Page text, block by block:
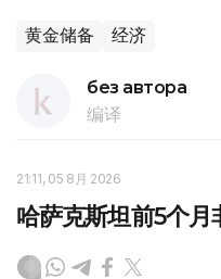
黄金储备 经济
без автора
编译
21:11, 05 8月 2026
哈萨克斯坦前5个月